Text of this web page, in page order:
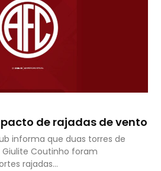
de rajadas de vento
informa que duas torres de
Coutinho foram
rajadas…